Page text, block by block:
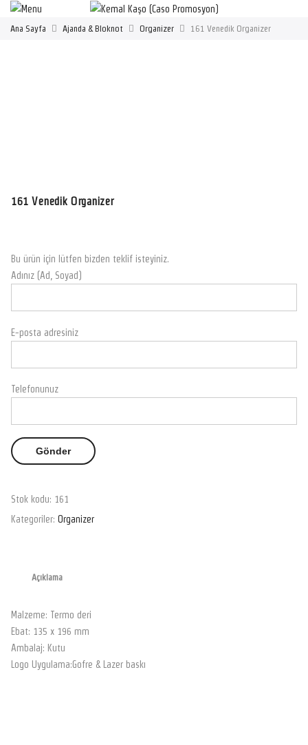
Ana Sayfa Ajanda & Bloknot Organizer 161 Venedik Organizer
161 Venedik Organizer
Bu ürün için lütfen bizden teklif isteyiniz.
Adınız (Ad, Soyad)
E-posta adresiniz
Telefonunuz
Stok kodu: 161
Kategoriler: Organizer
Açıklama
Malzeme: Termo deri
Ebat: 135 x 196 mm
Ambalaj: Kutu
Logo Uygulama:Gofre & Lazer baskı